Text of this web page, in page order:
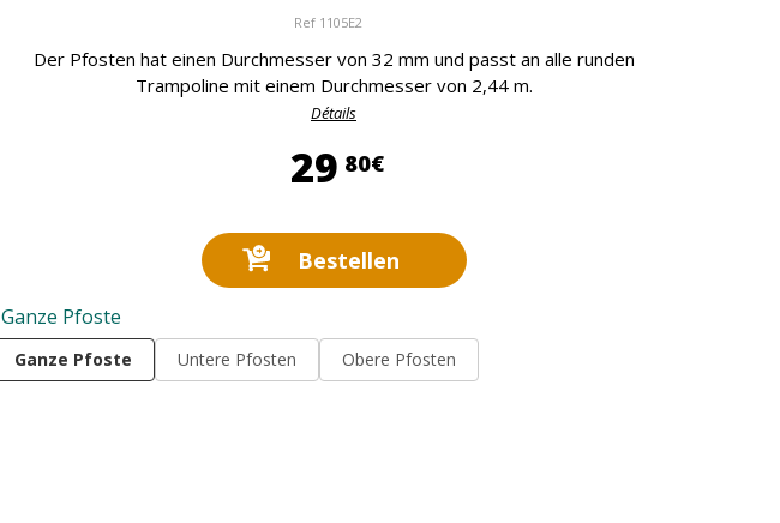
Ref 1105E2
Der Pfosten hat einen Durchmesser von 32 mm und passt an alle runden
Trampoline mit einem Durchmesser von 2,44 m.
Détails
29 80€29,80 €
Bestellen
Ganze Pfoste
Ganze Pfoste Untere Pfosten Obere Pfosten